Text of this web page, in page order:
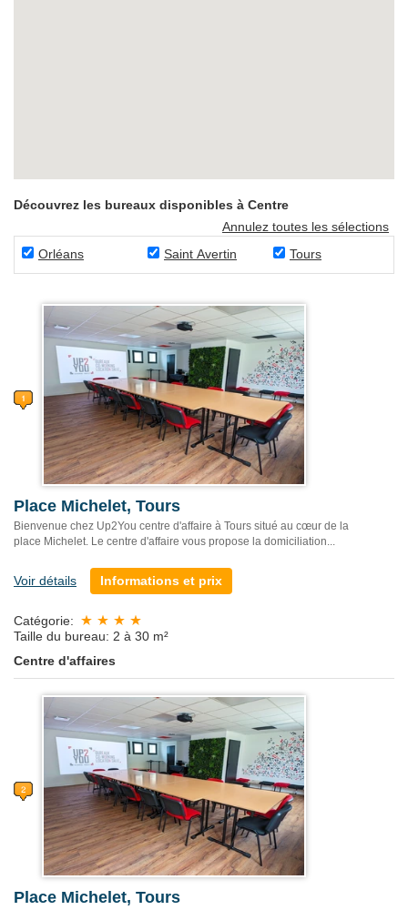
Découvrez les bureaux disponibles à Centre
Annulez toutes les sélections
Orléans
Saint Avertin Tours
Place Michelet, Tours
Bienvenue chez Up2You centre d'affaire à Tours situé au cœur de la
place Michelet. Le centre d'affaire vous propose la domiciliation...
Voir détails Informations et prix
Catégorie:
Taille du bureau: 2 à 30 m²
Centre d'affaires
Place Michelet, Tours